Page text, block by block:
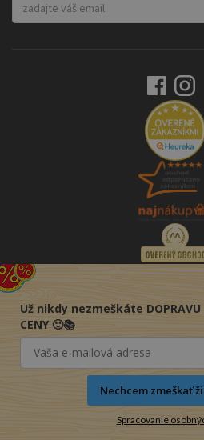
Už nikdy nezmeškáte DOPRAVU
CENY 🙂📚
Nechcem zmeškať
Spracovanie